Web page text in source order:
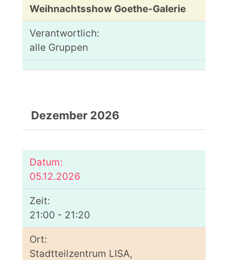
Weihnachtsshow Goethe-Galerie
alle Gruppen
Dezember 2026
05.12.2026
21:00 - 21:20
Stadtteilzentrum LISA,